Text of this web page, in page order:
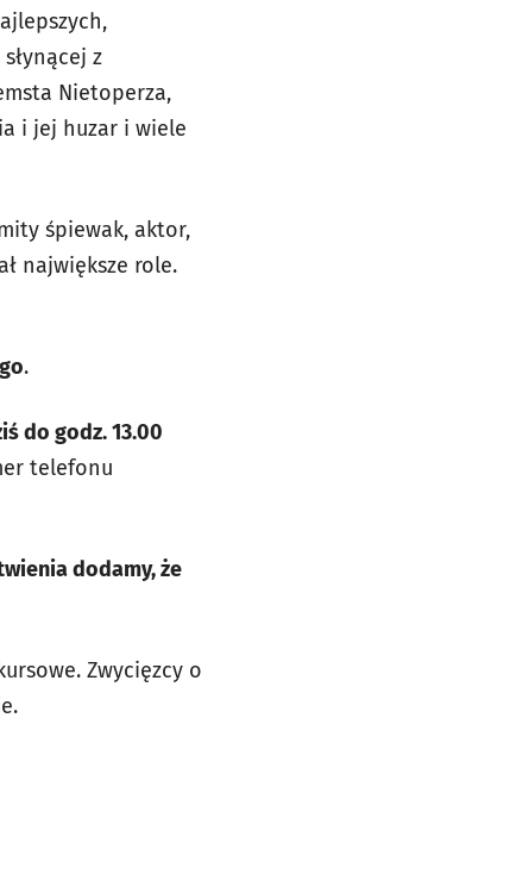
z
Nietoperza,
i jej huzar i wiele
śpiewak, aktor,
największe role.
.
do godz. 13.00
telefonu
dodamy, że
Zwycięzcy o